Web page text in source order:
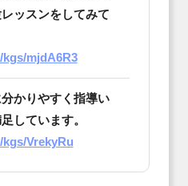
ッスンをしてみて
mjdA6R3
かりやすく指導い
しています。
VrekyRu